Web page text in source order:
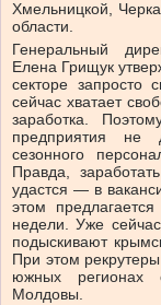
Хмельницкой,
области.
Генеральный
Елена Грищук
секторе запросто
сейчас хватает
заработка.
предприятия не
сезонного
Правда,
удастся — в
этом
недели. Уже
подыскивают
При этом
южных регионах
Молдовы.